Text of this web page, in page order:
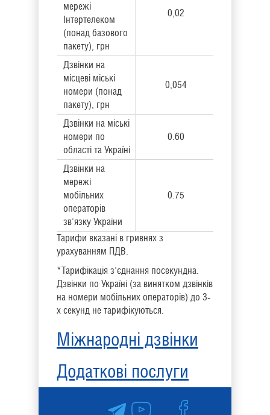
мережі
Інтертелеком
(понад базового
пакету), грн
0,02
Дзвінки на
місцеві міські
номери (понад
пакету), грн
0,054
Дзвінки на міські
номери по
області та Україні
0.60
Дзвінки на
мережі
мобільних
операторів
зв'язку України
0.75
Тарифи вказані в гривнях з
урахуванням ПДВ.
*Тарифікація з'єднання посекундна.
Дзвінки по Україні (за винятком дзвінків
на номери мобільних операторів) до 3-
х секунд не тарифікуються.
Міжнародні дзвінки
Додаткові послуги